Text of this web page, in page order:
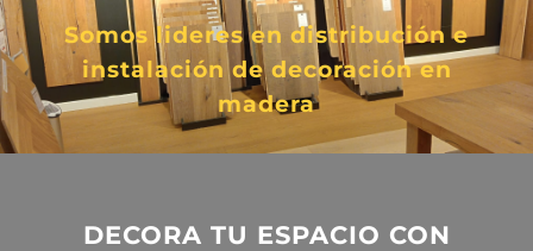
Somos lideres en distribución e
instalación de decoración en
madera
DECORA TU ESPACIO CON